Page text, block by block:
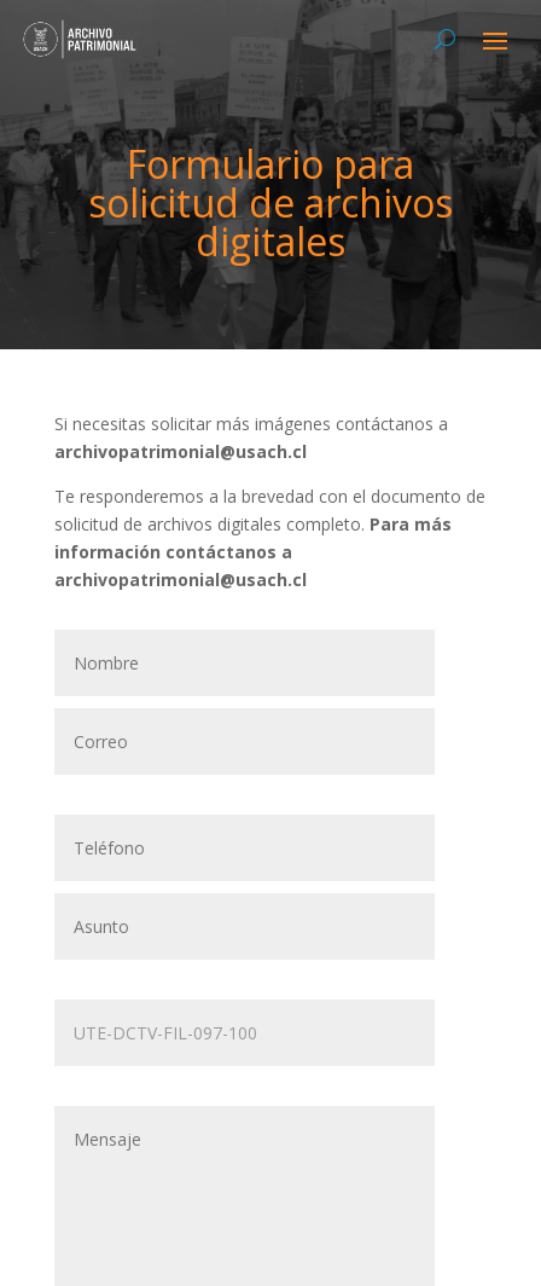
Formulario para
solicitud de archivos
digitales
Si necesitas solicitar más imágenes contáctanos a
archivopatrimonial@usach.cl
Te responderemos a la brevedad con el documento de
solicitud de archivos digitales completo. Para más
información contáctanos a
archivopatrimonial@usach.cl